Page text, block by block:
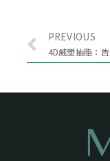
PREVIOUS